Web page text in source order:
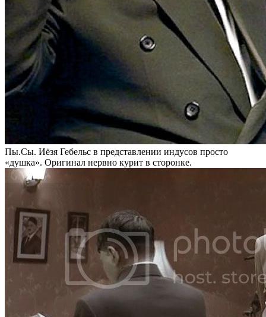
Пы.Сы. Иёзя Гебельс в представлении индусов просто
«душка». Оригинал нервно курит в сторонке.